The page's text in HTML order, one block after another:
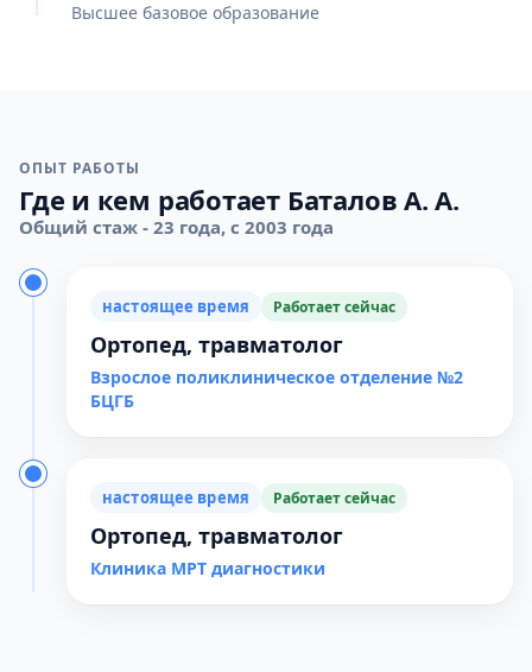
Высшее базовое образование
ОПЫТ РАБОТЫ
Где и кем работает Баталов А. А.
Общий стаж - 23 года, с 2003 года
настоящее время Работает сейчас
Ортопед, травматолог
Взрослое поликлиническое отделение №2
БЦГБ
настоящее время Работает сейчас
Ортопед, травматолог
Клиника МРТ диагностики